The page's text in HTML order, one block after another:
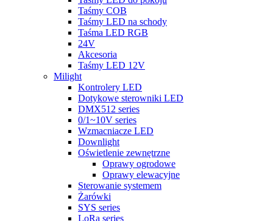
Taśmy COB
Taśmy LED na schody
Taśma LED RGB
24V
Akcesoria
Taśmy LED 12V
Milight
Kontrolery LED
Dotykowe sterowniki LED
DMX512 series
0/1~10V series
Wzmacniacze LED
Downlight
Oświetlenie zewnętrzne
Oprawy ogrodowe
Oprawy elewacyjne
Sterowanie systemem
Żarówki
SYS series
LoRa series